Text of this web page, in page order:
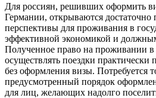
Для россиян, решивших оформить
Германии, открываются достаточно
перспективы для проживания в
эффективной экономикой и
Полученное право на проживании в
осуществлять поездки
без оформления визы. Потребуется
предусмотренный порядок
для лиц, желающих надолго